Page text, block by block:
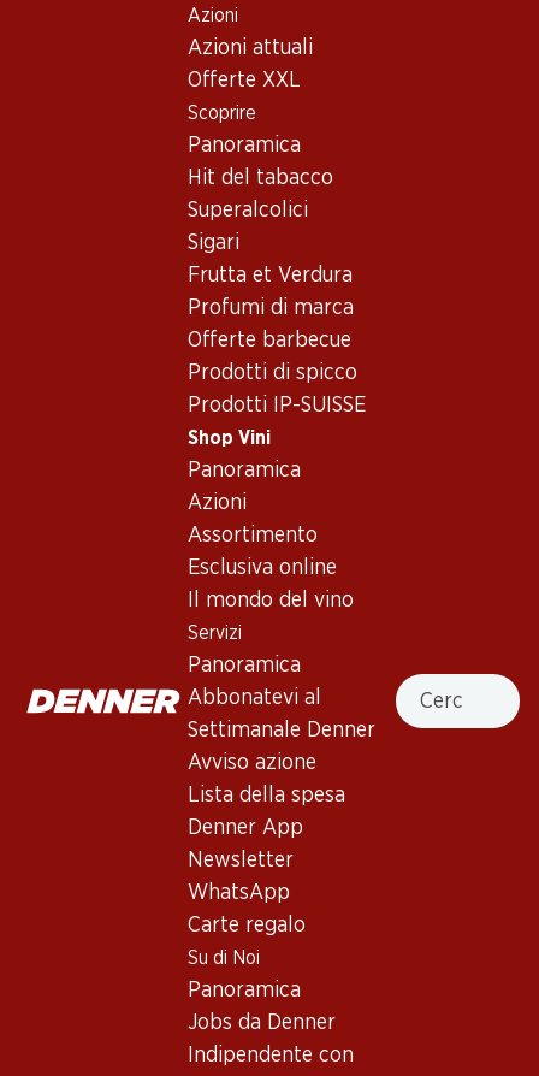
Azioni
Azioni attuali
Offerte XXL
Scoprire
Panoramica
Hit del tabacco
Superalcolici
Sigari
Frutta et Verdura
Profumi di marca
Offerte barbecue
Prodotti di spicco
Prodotti IP-SUISSE
Shop Vini
Panoramica
Azioni
Assortimento
Esclusiva online
Il mondo del vino
Servizi
Panoramica
Abbonatevi al
Settimanale Denner
Avviso azione
Lista della spesa
Denner App
Newsletter
WhatsApp
Carte regalo
Su di Noi
Panoramica
Jobs da Denner
Indipendente con
Cercare
Vino/champagne
varie regioni
Frizzantino Vino Bianco Spumante semisecco
Fronte Retro Imballaggio
Frizzantino Vino Bianco
Spumante semisecco
varie regioni
Giallo pallido. Profumo di frutta fresca e note floreali. Fresco
al palato con acidità succosa e retrogusto dolce e fruttato.